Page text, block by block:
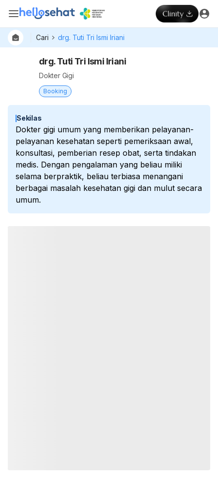
Cari drg. Tuti Tri Ismi Iriani
drg. Tuti Tri Ismi Iriani
Dokter Gigi
Booking
Sekilas
Dokter gigi umum yang memberikan pelayanan-
pelayanan kesehatan seperti pemeriksaan awal,
konsultasi, pemberian resep obat, serta tindakan
medis. Dengan pengalaman yang beliau miliki
selama berpraktik, beliau terbiasa menangani
berbagai masalah kesehatan gigi dan mulut secara
umum.